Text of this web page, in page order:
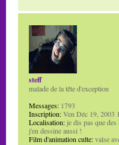
steff
malade de la tête d'exception
Messages: 1793
Inscription:Ven Déc 19, 2003
Localisation: je dis pas que des
j'en dessine aussi !
Film d'animation culte:valse